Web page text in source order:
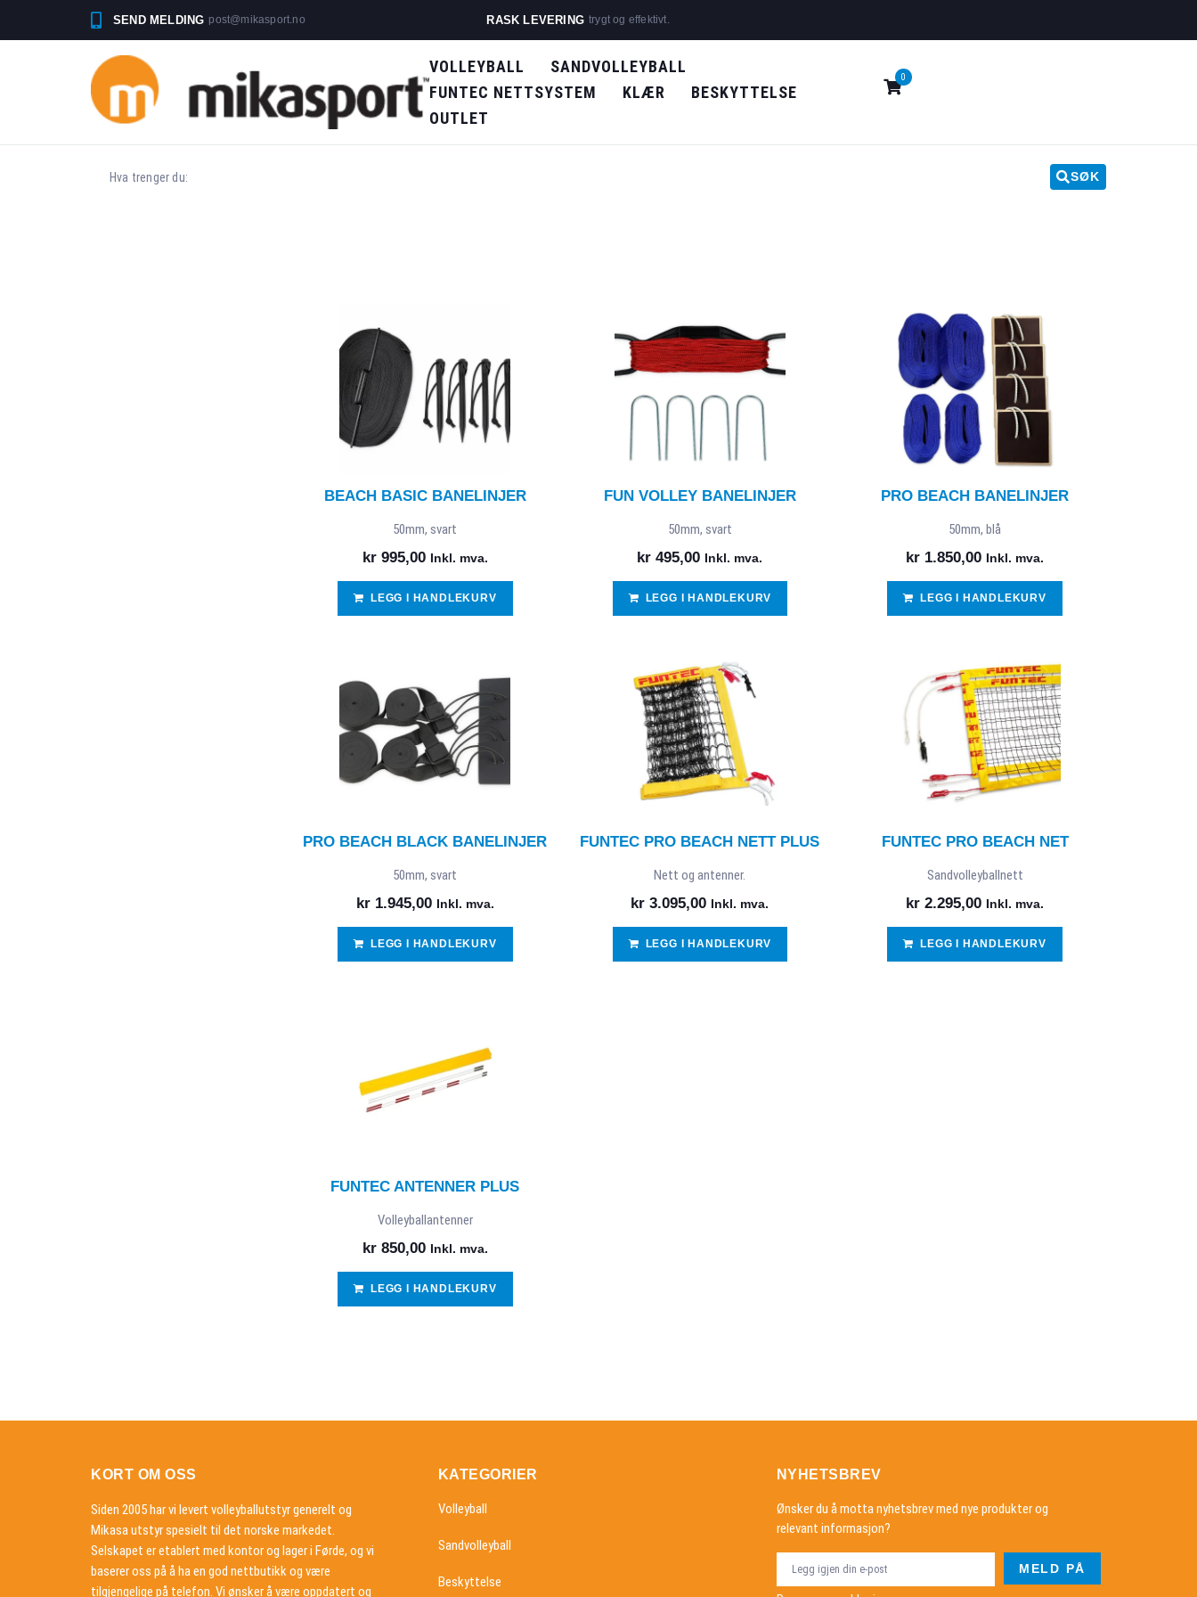
SEND MELDING post@mikasport.no RASK LEVERING trygt og effektivt.
VOLLEYBALL
SANDVOLLEYBALL
FUNTEC NETTSYSTEM
KLÆR
BESKYTTELSE
OUTLET
0
SØK
BEACH BASIC BANELINJER
50mm, svart
kr995,00 Inkl. mva.
LEGG I HANDLEKURV
FUN VOLLEY BANELINJER
50mm, svart
kr 495,00 Inkl. mva.
LEGG I HANDLEKURV
PRO BEACH BANELINJER
50mm, blå
kr 1.850,00 Inkl. mva.
LEGG I HANDLEKURV
PRO BEACH BLACK BANELINJER
50mm, svart
kr1.945,00 Inkl. mva.
LEGG I HANDLEKURV
FUNTEC PRO BEACH NETT PLUS
Nett og antenner.
kr 3.095,00 Inkl. mva.
LEGG I HANDLEKURV
FUNTEC PRO BEACH NET
Sandvolleyballnett
kr 2.295,00 Inkl. mva.
LEGG I HANDLEKURV
FUNTEC ANTENNER PLUS
Volleyballantenner
kr850,00 Inkl. mva.
LEGG I HANDLEKURV
KORT OM OSS
Siden 2005 har vi levert volleyballutstyr generelt og
Mikasa utstyr spesielt til det norske markedet.
Selskapet er etablert med kontor og lager i Førde, og vi
baserer oss på å ha en god nettbutikk og være
tilgjengelige på telefon. Vi ønsker å være oppdatert og
KATEGORIER
Volleyball
Sandvolleyball
Beskyttelse
NYHETSBREV
Ønsker du å motta nyhetsbrev med nye produkter og
relevant informasjon?
MELD PÅ